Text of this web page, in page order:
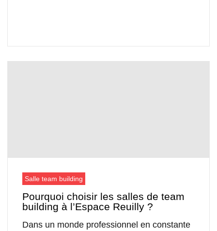
Salle team building
Pourquoi choisir les salles de team
building à l’Espace Reuilly ?
Dans un monde professionnel en constante